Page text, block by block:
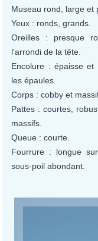
Museau rond, large et
Yeux : ronds, grands.
Oreilles : presque
l'arrondi de la tête.
Encolure : épaisse
les épaules.
Corps : cobby et
Pattes : courtes,
massifs.
Queue : courte.
Fourrure : longue
sous-poil abondant.